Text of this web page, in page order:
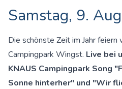
Samstag, 9.
Die schönste Zeit im Jahr
Campingpark Wingst. Live bei
KNAUS Campingpark Song
Sonne hinterher" und "Wir